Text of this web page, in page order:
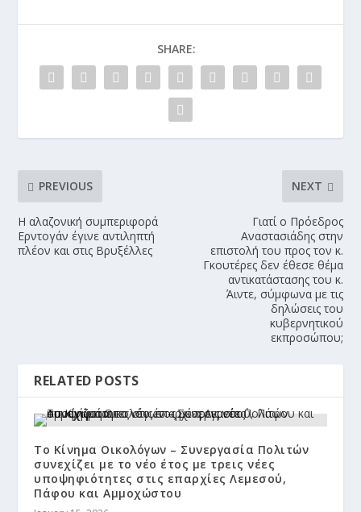
SHARE:
PREVIOUS
Η αλαζονική συμπεριφορά
Ερντογάν έγινε αντιληπτή
πλέον και στις Βρυξέλλες
NEXT
Γιατί ο Πρόεδρος
Αναστασιάδης στην
επιστολή του προς τον κ.
Γκουτέρες δεν έθεσε θέμα
αντικατάστασης του κ.
Άιντε, σύμφωνα με τις
δηλώσεις του
κυβερνητικού
εκπροσώπου;
RELATED POSTS
Το Κίνημα Οικολόγων – Συνεργασία Πολιτών
συνεχίζει με το νέο έτος με τρεις νέες
υποψηφιότητες στις επαρχίες Λεμεσού,
Πάφου και Αμμοχώστου